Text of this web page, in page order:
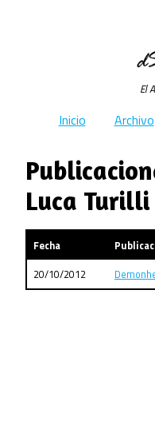
El
Inicio Archivo
Luca Turilli
Fecha
20/10/2012